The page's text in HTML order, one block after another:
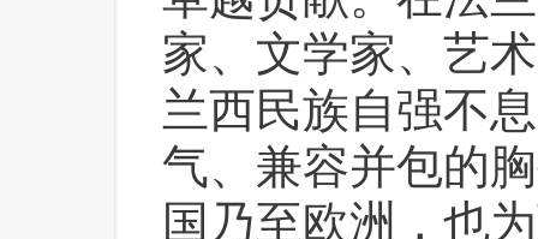
家、文学家、艺
兰西民族自强不
气、兼容并包的
国乃至欧洲，也